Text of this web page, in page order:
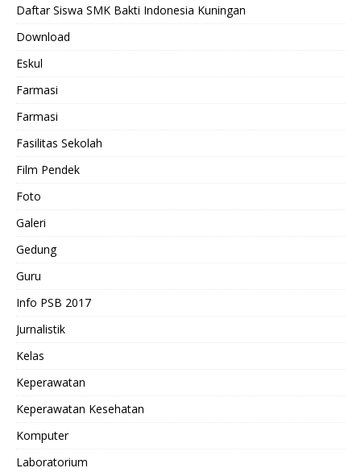
Daftar Siswa SMK Bakti Indonesia Kuningan
Download
Eskul
Farmasi
Farmasi
Fasilitas Sekolah
Film Pendek
Foto
Galeri
Gedung
Guru
Info PSB 2017
Jurnalistik
Kelas
Keperawatan
Keperawatan Kesehatan
Komputer
Laboratorium